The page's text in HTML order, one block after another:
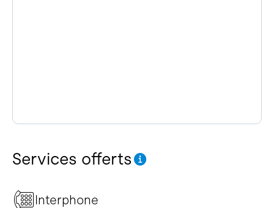
Services offerts
Interphone